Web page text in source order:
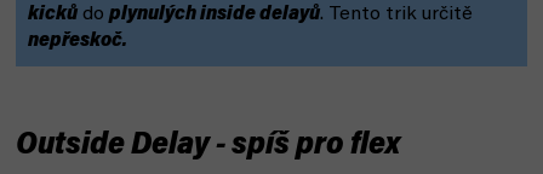
kicků do plynulých inside delayů. Tento trik určitě
nepřeskoč.
Outside Delay - spíš pro flex